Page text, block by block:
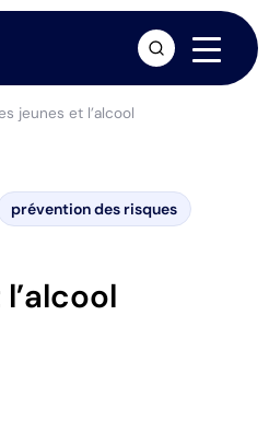
jeunes et l’alcool
prévention des risques
arrow_forward